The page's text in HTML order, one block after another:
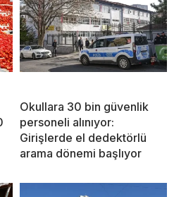
Okullara 30 bin güvenlik
personeli alınıyor:
Girişlerde el dedektörlü
arama dönemi başlıyor